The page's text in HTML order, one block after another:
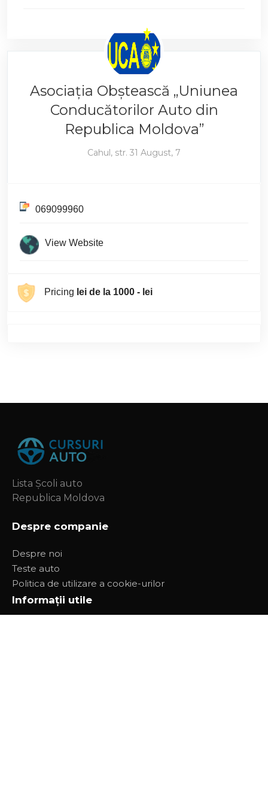
Asociaţia Obştească „Uniunea
Conducătorilor Auto din
Republica Moldova”
Cahul, str. 31 August, 7
069099960
View Website
Pricing lei de la 1000 - lei
Lista Școli auto
Republica Moldova
Despre companie
Despre noi
Teste auto
Politica de utilizare a cookie-urilor
Informații utile